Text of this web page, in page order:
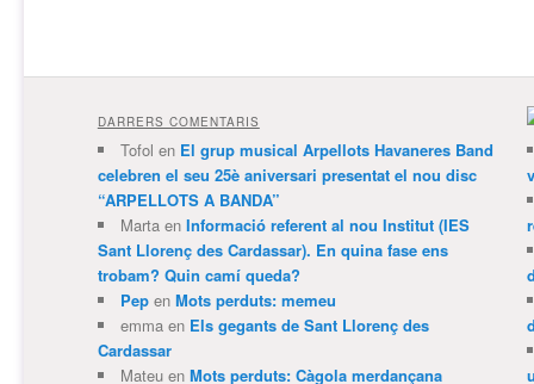
DARRERS COMENTARIS
Tofol en El grup musical Arpellots Havaneres Band
celebren el seu 25è aniversari presentat el nou disc
“ARPELLOTS A BANDA”
Martaen Informació referent al nou Institut (IES
Sant Llorenç des Cardassar). En quina fase ens
trobam? Quin camí queda?
Pepen Mots perduts: memeu
emmaen Els gegants de Sant Llorenç des
Cardassar
Mateuen Mots perduts: Càgola merdançana